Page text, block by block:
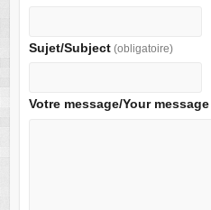
Sujet/Subject (obligatoire)
Votre message/Your message